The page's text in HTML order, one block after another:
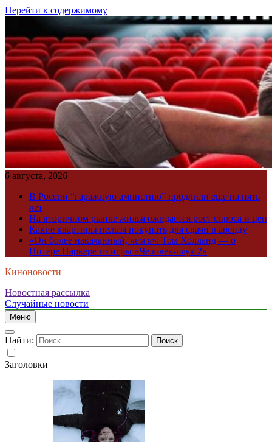
Перейти к содержимому
6 августа, 2026
В России “гаражную амнистию” продлили еще на пять
лет
На вторичном рынке жилья ожидается рост спроса и цен
Какие квартиры нельзя покупать для сдачи в аренду
«Он более накачанный, чем я»: Том Холланд — о
Питере Паркере из игры «Человек-паук 2»
Киноновости
Новостная рассылка
Случайные новости
Меню
Найти:
Заголовки